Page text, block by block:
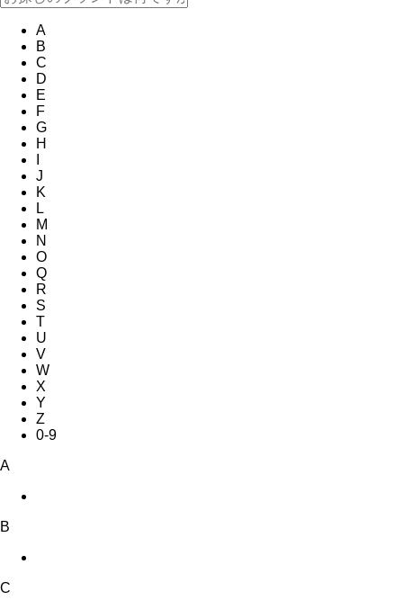
A
B
C
D
E
F
G
H
J
K
L
M
N
O
Q
R
S
T
U
V
W
X
Y
Z
0-9
A
B
C